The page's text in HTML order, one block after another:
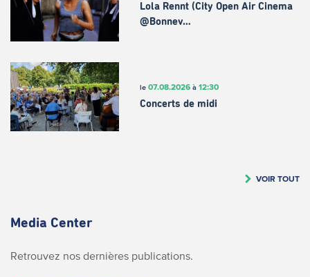
Lola Rennt (City Open Air Cinema
@Bonnev…
le 07.08.2026à 12:30
Concerts de midi
VOIR TOUT
Media Center
Retrouvez nos dernières publications.